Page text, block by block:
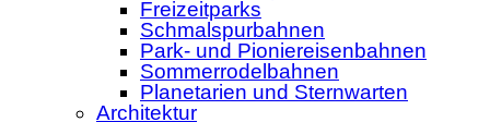
Freizeitparks
Schmalspurbahnen
Park- und Pioniereisenbahnen
Sommerrodelbahnen
Planetarien und Sternwarten
Architektur